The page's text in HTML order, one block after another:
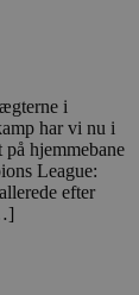
i
har vi nu i
hjemmebane
League:
efter